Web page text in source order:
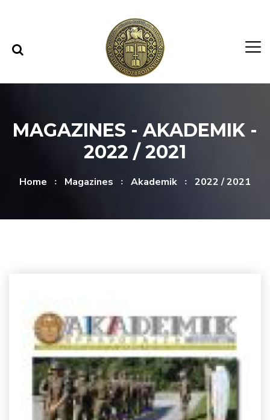
MAGAZINES - AKADEMIK -
2022 / 2021
Home Magazines Akademik 2022 / 2021